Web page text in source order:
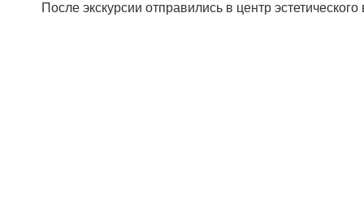
После экскурсии отправились в центр эстетического